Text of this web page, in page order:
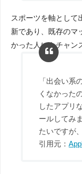
スポーツを軸として
新であり、既存のマ
かった人にもチャン
「出会い系
くなかった
したアプリ
ールしてみ
たいですが
引用元：